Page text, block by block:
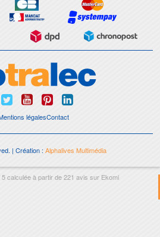
légalesContact
| Création :Alphalives Multimédia
5calculée à partir de221 avis sur Ekomi